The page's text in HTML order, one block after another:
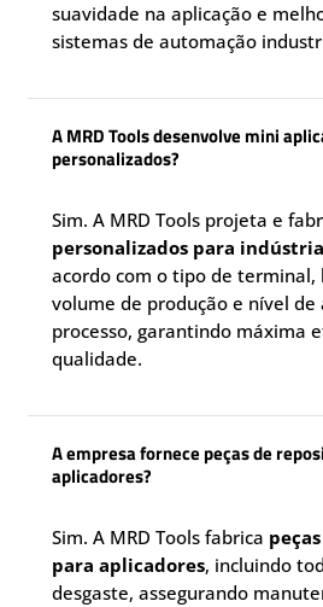
suavidade na aplicação e
sistemas de automação
A MRD Tools desenvolve mini
personalizados?
Sim. A MRD Tools projeta e
personalizados para indústria
acordo com o tipo de terminal,
volume de produção e nível
processo, garantindo máxima
qualidade.
A empresa fornece peças de
aplicadores?
Sim. A MRD Tools fabrica
para aplicadores, incluindo
desgaste, assegurando